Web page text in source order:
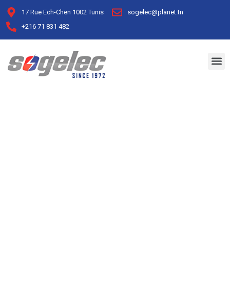
17 Rue Ech-Chen 1002 Tunis
sogelec@planet.tn
+216 71 831 482